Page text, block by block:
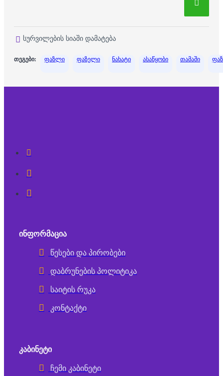
სურვილების სიაში დამატება
თეგები: ფაზლი ფაზელი ნახატი ასაწყობი თამაში
ᲘᲜᲤᲝᲠᲛᲐᲪᲘᲐ
წესები და პირობები
დაბრუნების პოლიტიკა
საიტის რუკა
კონტაქტი
ᲙᲐᲑᲘᲜᲔᲢᲘ
ჩემი კაბინეტი